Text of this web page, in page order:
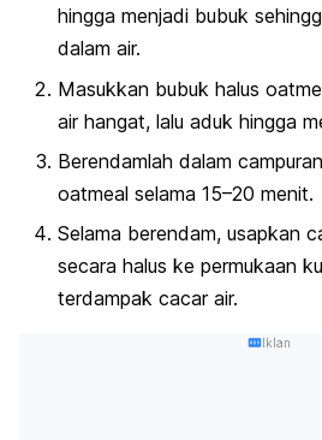
hingga menjadi bubuk
dalam air.
Masukkan bubuk halus
air hangat, lalu aduk hingga
Berendamlah dalam
oatmeal selama 15–20 menit.
Selama berendam, usapkan
secara halus ke permukaan
terdampak cacar air.
Iklan